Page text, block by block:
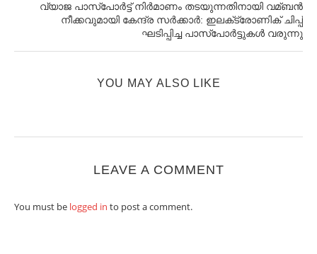
വ്യാജ പാസ്‌പോര്‍ട്ട് നിര്‍മാണം തടയുന്നതിനായി വമ്ബന്‍
നീക്കവുമായി കേന്ദ്ര സര്‍ക്കാര്‍: ഇലക്‌ട്രോണിക് ചിപ്പ്
ഘടിപ്പിച്ച പാസ്‌പോര്‍ട്ടുകള്‍ വരുന്നു
YOU MAY ALSO LIKE
LEAVE A COMMENT
You must be logged in to post a comment.